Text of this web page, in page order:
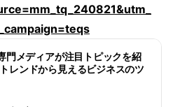
門メディアが注目トピックを紹
レンドから見えるビジネスのツ